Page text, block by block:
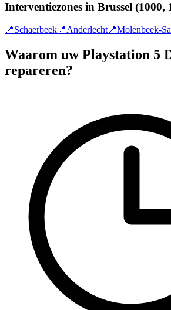
Interventiezones in Brussel (1000,
📍Schaerbeek 📍Anderlecht 📍Molenbeek-
Waarom uw Playstation 5
repareren?